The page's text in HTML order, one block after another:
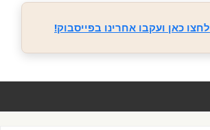
לחצו כאן ועקבו אחרינו בפייסבוק!